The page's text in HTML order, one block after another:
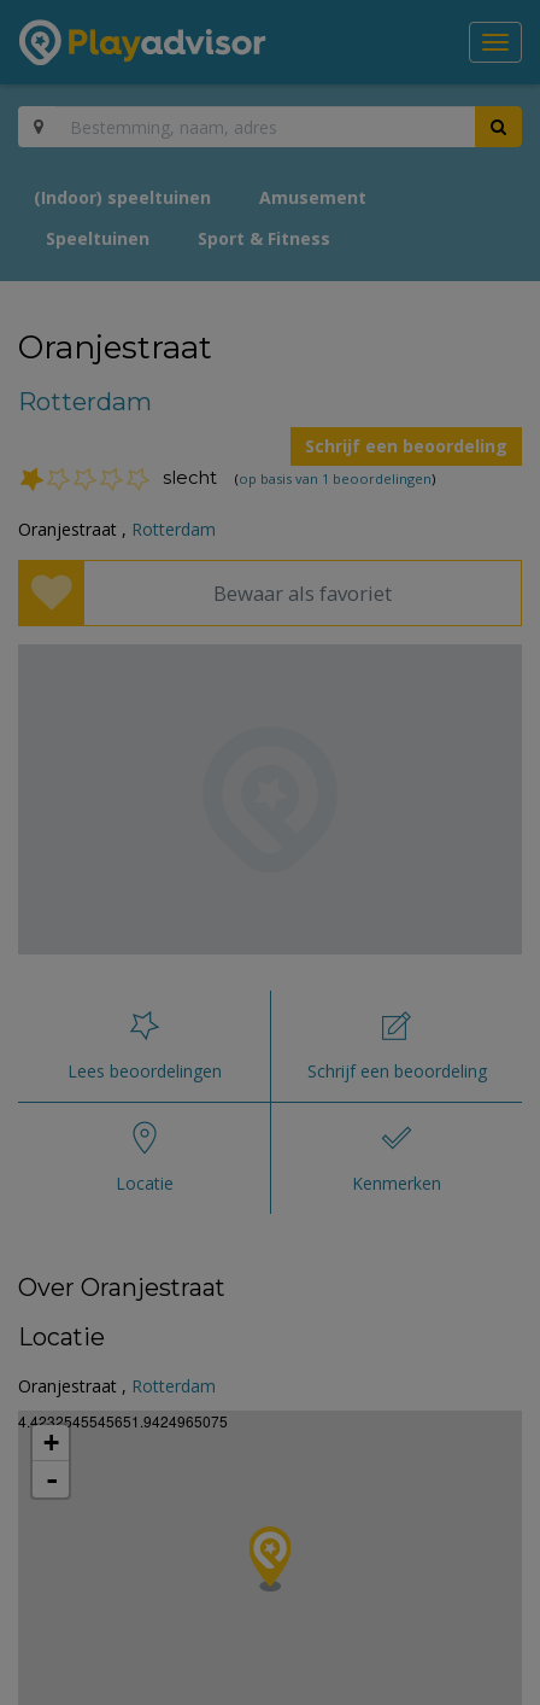
(Indoor) speeltuinen
Amusement
Speeltuinen
Sport & Fitness
Oranjestraat
Rotterdam
Schrijf een beoordeling
slecht (op basis van 1 beoordelingen)
Oranjestraat , Rotterdam
Bewaar als favoriet
Lees beoordelingen Schrijf een beoordeling
Locatie Kenmerken
Over Oranjestraat
Locatie
Oranjestraat , Rotterdam
4.4232545545651.9424965075
+
-